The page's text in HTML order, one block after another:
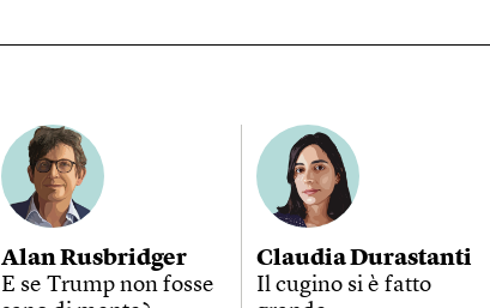
Alan Rusbridger
E se Trump non fosse
Claudia Durastanti
Il cugino si è fatto